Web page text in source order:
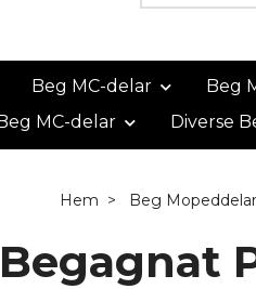
Beg MC-delar Beg
MC-delar
Diverse
Hem Beg Mopeddelar
Begagnat